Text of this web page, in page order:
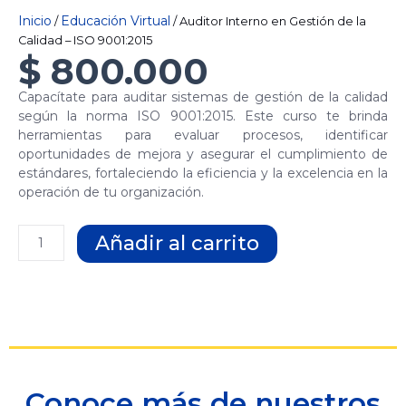
Inicio / Educación Virtual / Auditor Interno en Gestión de la
Calidad – ISO 9001:2015
$ 800.000
Capacítate para auditar sistemas de gestión de la calidad
según la norma ISO 9001:2015. Este curso te brinda
herramientas para evaluar procesos, identificar
oportunidades de mejora y asegurar el cumplimiento de
estándares, fortaleciendo la eficiencia y la excelencia en la
operación de tu organización.
Interno
Calidad
Añadir al carrito